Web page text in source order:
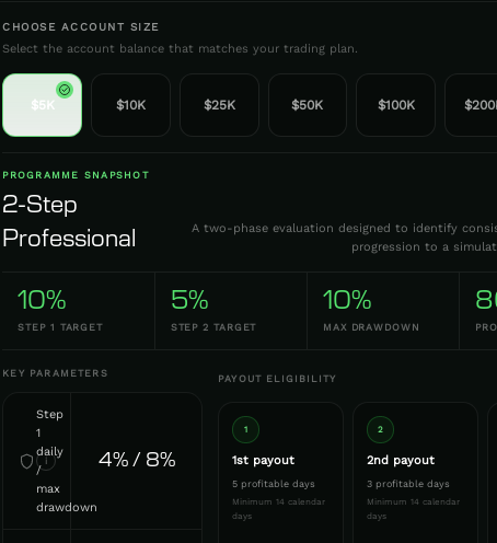
CHOOSE ACCOUNT SIZE
Select the account balance that matches your trading plan.
$5K $10K $25K $50K $100K
PROGRAMME SNAPSHOT
2-Step
Professional
A two-phase evaluation designed to identify
progression to a
10%
STEP 1 TARGET
5%
STEP 2 TARGET
10%
MAX DRAWDOWN
KEY PARAMETERS
Step
1
daily
/
max
drawdown
i 4% / 8%
PAYOUT ELIGIBILITY
1
1st payout
5 profitable days
Minimum 14 calendar
days
2
2nd payout
3 profitable days
Minimum 14 calendar
days